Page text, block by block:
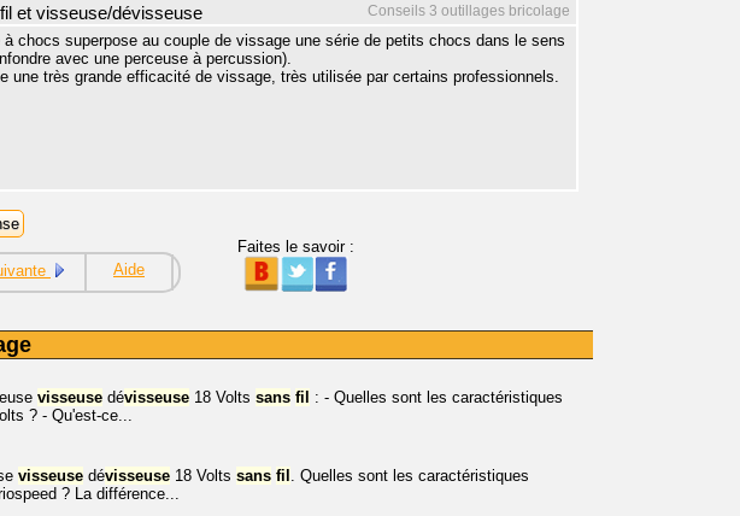
Conseils 3 outillages bricolage
et visseuse/dévisseuse
chocs superpose au couple de vissage une série de petits chocs dans le sens
avec une perceuse à percussion).
une très grande efficacité de vissage, très utilisée par certains professionnels.
Aide
Faites le savoir :
visseuse dévisseuse 18 Volts sans fil
: - Quelles sont les caractéristiques
? - Qu'est-ce...
visseuse dévisseuse 18 Volts sans fil . Quelles sont les caractéristiques
? La différence...